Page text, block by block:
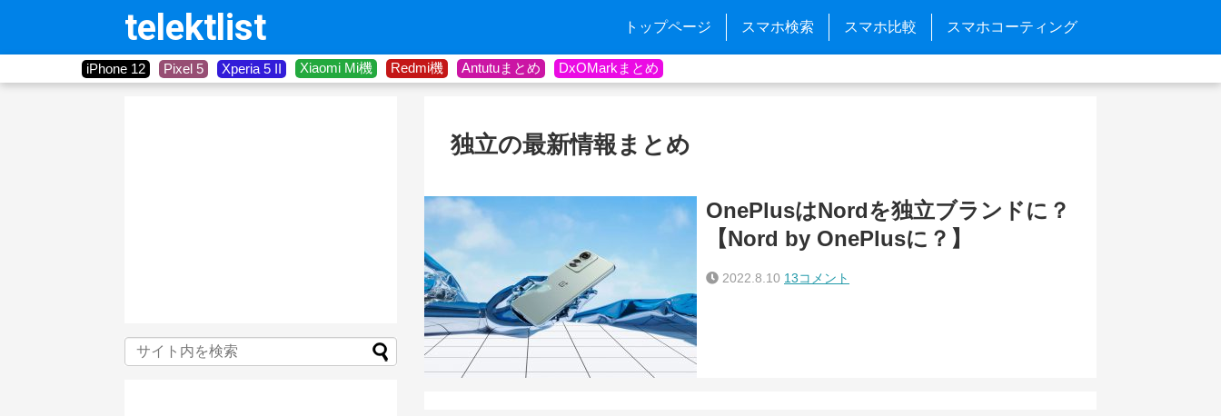
telektlist トップページ スマホ検索 スマホ比較 スマホコーティング
iPhone 12 Pixel 5 Xperia 5 II Xiaomi Mi機 Redmi機 Antutuまとめ DxOMarkまとめ
独立の最新情報まとめ
OnePlusはNordを独立ブランドに？
【Nord by OnePlusに？】
2022.8.10 13コメント